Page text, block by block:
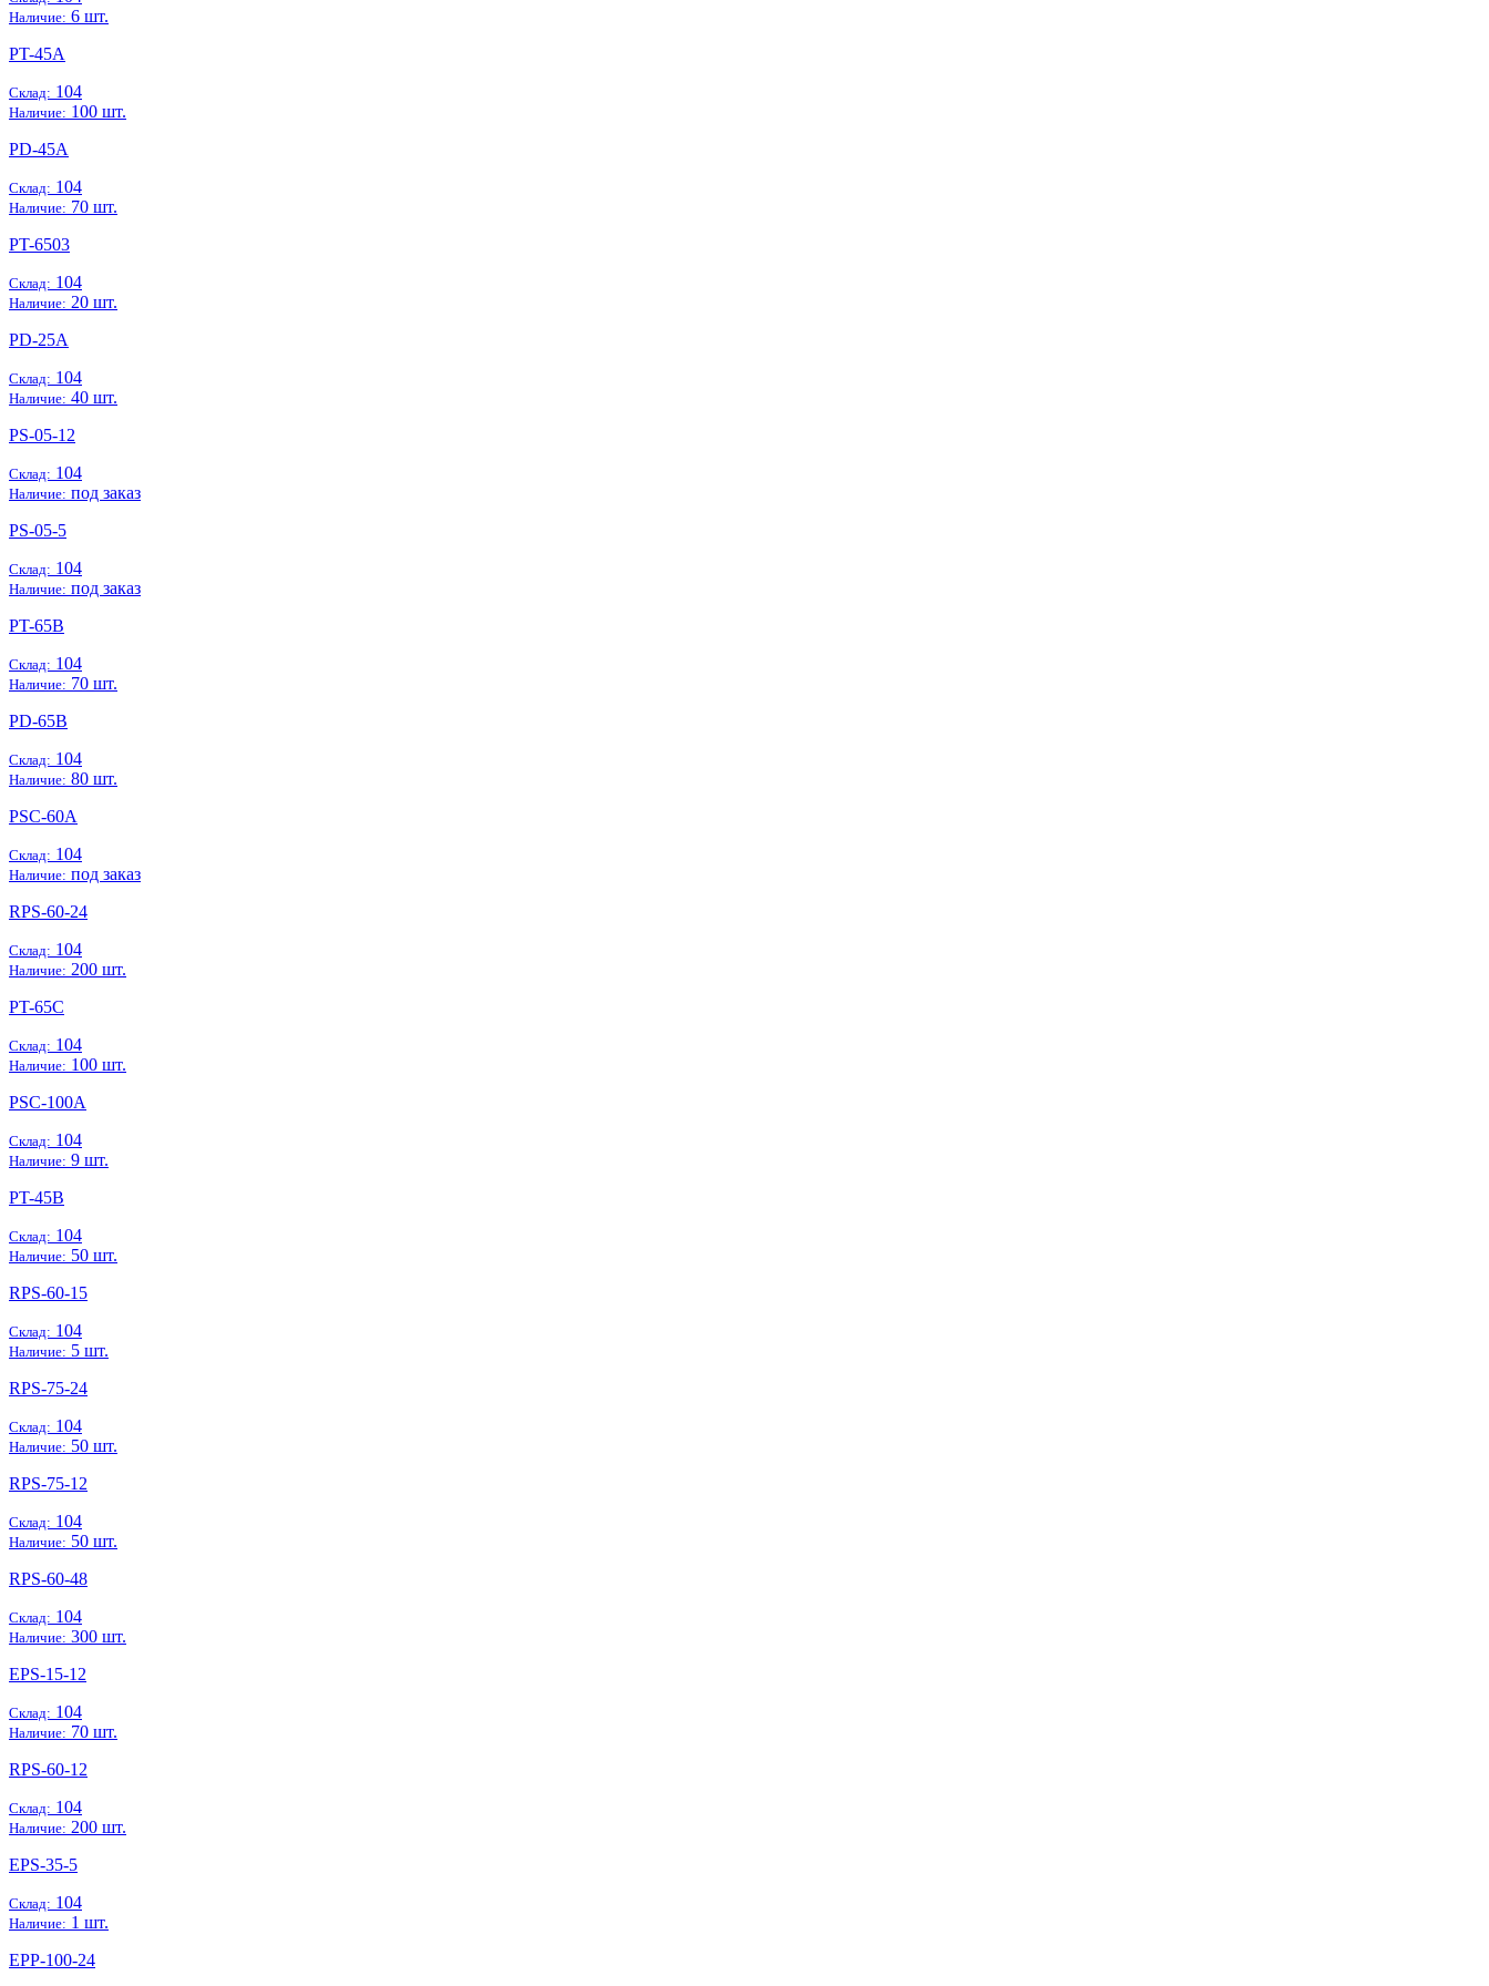
Наличие: 6 шт.
PT-45A
Склад: 104
Наличие: 100 шт.
PD-45A
Склад: 104
Наличие: 70 шт.
PT-6503
Склад: 104
Наличие: 20 шт.
PD-25A
Склад: 104
Наличие: 40 шт.
PS-05-12
Склад: 104
Наличие: под заказ
PS-05-5
Склад: 104
Наличие: под заказ
PT-65B
Склад: 104
Наличие: 70 шт.
PD-65B
Склад: 104
Наличие: 80 шт.
PSC-60A
Склад: 104
Наличие: под заказ
RPS-60-24
Склад: 104
Наличие: 200 шт.
PT-65C
Склад: 104
Наличие: 100 шт.
PSC-100A
Склад: 104
Наличие: 9 шт.
PT-45B
Склад: 104
Наличие: 50 шт.
RPS-60-15
Склад: 104
Наличие: 5 шт.
RPS-75-24
Склад: 104
Наличие: 50 шт.
RPS-75-12
Склад: 104
Наличие: 50 шт.
RPS-60-48
Склад: 104
Наличие: 300 шт.
EPS-15-12
Склад: 104
Наличие: 70 шт.
RPS-60-12
Склад: 104
Наличие: 200 шт.
EPS-35-5
Склад: 104
Наличие: 1 шт.
EPP-100-24